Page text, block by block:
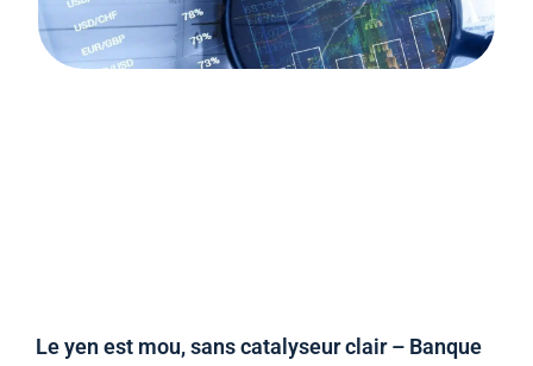
Le yen est mou, sans catalyseur clair – Banque